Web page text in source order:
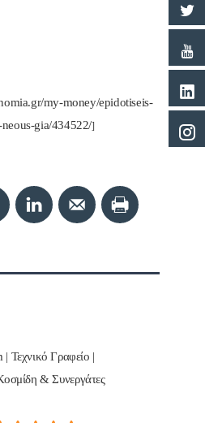
my-money/epidotiseis-
gia/434522/]
Τεχνικό Γραφείο |
& Συνεργάτες